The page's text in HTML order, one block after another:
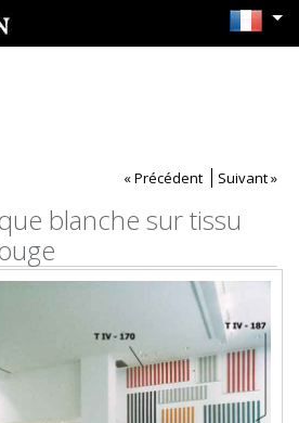
« Précédent Suivant »
blanche sur tissu